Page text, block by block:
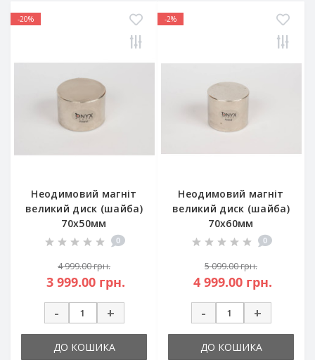
-20%
Неодимовий магніт
великий диск (шайба)
70х50мм
0
4 999.00 грн.
3 999.00 грн.
-
+
ДО КОШИКА
-2%
Неодимовий магніт
великий диск (шайба)
70х60мм
0
5 099.00 грн.
4 999.00 грн.
-
+
ДО КОШИКА